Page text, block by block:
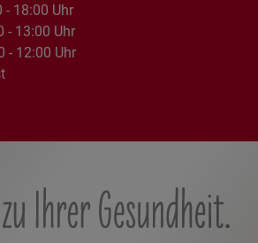
- 18:00 Uhr
Uhr
Uhr